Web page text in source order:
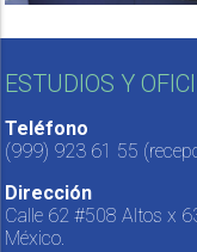
ESTUDIOS Y
Teléfono
(999) 923 61 55
Dirección
Calle 62 #508 Altos x
México.